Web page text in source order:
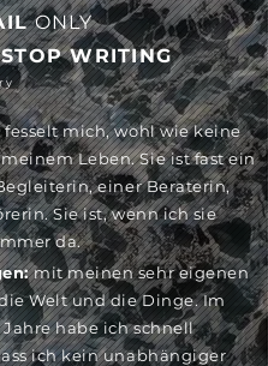
ONLY
STOP WRITING
fesselt mich, wohl wie keine
Leben. Sie ist fast ein
einer Beraterin,
Sie ist, wenn ich sie
da.
mit meinen sehr eigenen
Welt und die Dinge. Im
Jahre habe ich schnell
ich kein unabhängiger